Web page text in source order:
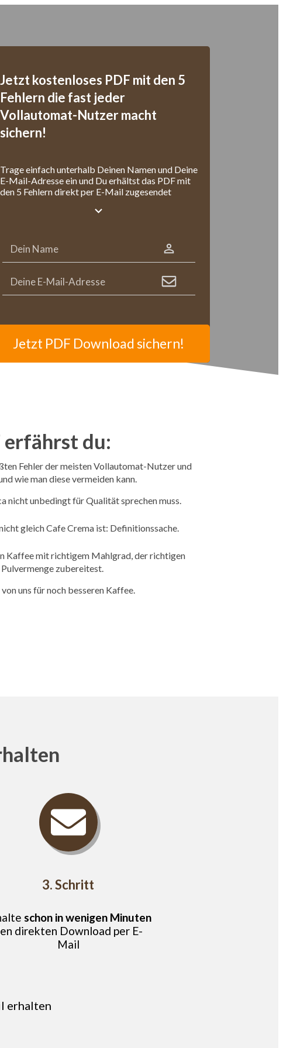
Jetzt kostenloses PDF mit den 5
Fehlern die fast jeder
Vollautomat-Nutzer macht
sichern!
Trage einfach unterhalb Deinen Namen und Deine
E-Mail-Adresse ein und Du erhältst das PDF mit
den 5 Fehlern direkt per E-Mail zugesendet
Jetzt PDF Download sichern!
erfährst du:
Fehler der meisten Vollautomat-Nutzer und
wie man diese vermeiden kann.
nicht unbedingt für Qualität sprechen muss.
gleich Cafe Crema ist: Definitionssache.
Kaffee mit richtigem Mahlgrad, der richtigen
zubereitest.
uns für noch besseren Kaffee.
3. Schritt
schon in wenigen Minuten
direkten Download per E-
Mail
erhalten